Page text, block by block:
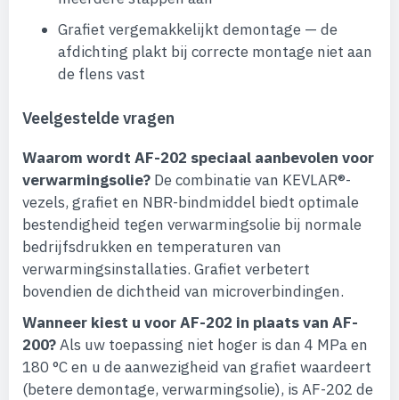
Grafiet vergemakkelijkt demontage — de
afdichting plakt bij correcte montage niet aan
de flens vast
Veelgestelde vragen
Waarom wordt AF-202 speciaal aanbevolen voor
verwarmingsolie? De combinatie van KEVLAR®-
vezels, grafiet en NBR-bindmiddel biedt optimale
bestendigheid tegen verwarmingsolie bij normale
bedrijfsdrukken en temperaturen van
verwarmingsinstallaties. Grafiet verbetert
bovendien de dichtheid van microverbindingen.
Wanneer kiest u voor AF-202 in plaats van AF-
200?Als uw toepassing niet hoger is dan 4 MPa en
180 °C en u de aanwezigheid van grafiet waardeert
(betere demontage, verwarmingsolie), is AF-202 de